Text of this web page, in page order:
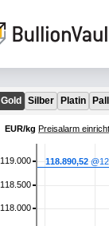
Gold Silber Platin
EUR/kg Preisalarm
118.890,52
118.000
118.500
119.000